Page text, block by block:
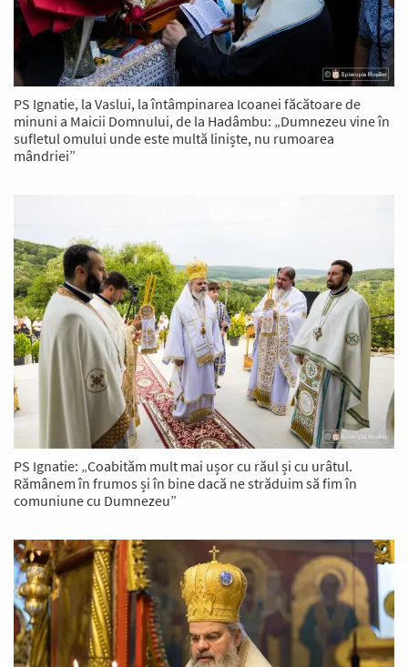
PS Ignatie, la Vaslui, la întâmpinarea Icoanei făcătoare de
minuni a Maicii Domnului, de la Hadâmbu: „Dumnezeu vine în
sufletul omului unde este multă liniște, nu rumoarea
mândriei”
PS Ignatie: „Coabităm mult mai ușor cu răul și cu urâtul.
Rămânem în frumos și în bine dacă ne străduim să fim în
comuniune cu Dumnezeu”